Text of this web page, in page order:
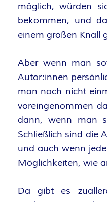
möglich, würden
bekommen, und
einem großen Knall
Aber wenn man
Autor:innen
man noch nicht
voreingenommen
dann, wenn man
Schließlich sind die
und auch wenn
Möglichkeiten, wie
Da gibt es